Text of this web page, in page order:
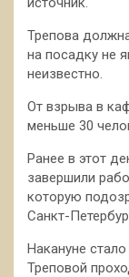
Трепова
на посадку не
неизвестно.
От взрыва в
меньше 30
Ранее в этот
завершили
которую
Санкт-
Накануне
Треповой